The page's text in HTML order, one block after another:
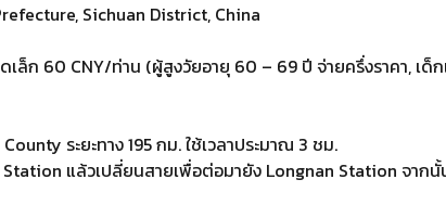
Sichuan District, China
ล็ก 60 CNY/ท่าน (ผู้สูงวัยอายุ 60 – 69 ปี จ่ายครึ่งราคา, เด็
ระยะทาง 195 กม. ใช้เวลาประมาณ 3 ชม.
แล้วเปลี่ยนสายเพื่อต่อมายัง Longnan Station จาก